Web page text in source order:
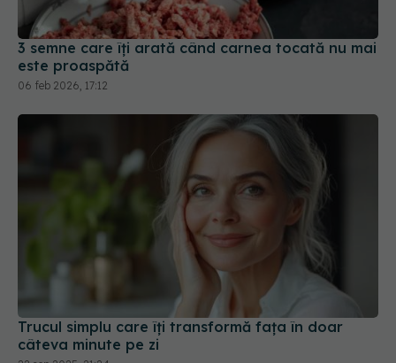
3 semne care îți arată când carnea tocată nu mai
este proaspătă
06 feb 2026, 17:12
Trucul simplu care îți transformă fața în doar
câteva minute pe zi